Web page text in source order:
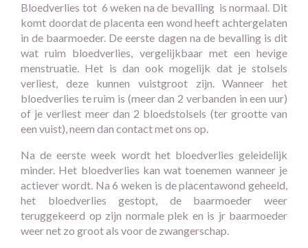
Bloedverlies tot 6 weken na de bevalling is normaal. Dit
komt doordat de placenta een wond heeft achtergelaten
in de baarmoeder. De eerste dagen na de bevalling is dit
wat ruim bloedverlies, vergelijkbaar met een hevige
menstruatie. Het is dan ook mogelijk dat je stolsels
verliest, deze kunnen vuistgroot zijn. Wanneer het
bloedverlies te ruim is (meer dan 2 verbanden in een uur)
of je verliest meer dan 2 bloedstolsels (ter grootte van
een vuist), neem dan contact met ons op.
Na de eerste week wordt het bloedverlies geleidelijk
minder. Het bloedverlies kan wat toenemen wanneer je
actiever wordt. Na 6 weken is de placentawond geheeld,
het bloedverlies gestopt, de baarmoeder weer
teruggekeerd op zijn normale plek en is jr baarmoeder
weer net zo groot als voor de zwangerschap.